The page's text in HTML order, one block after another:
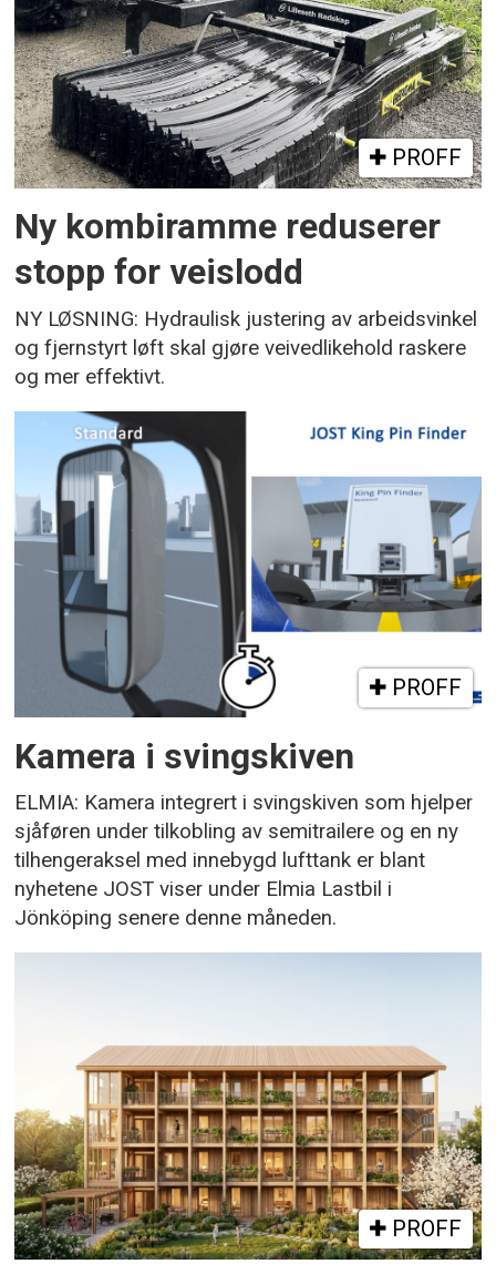
PROFF
Ny kombiramme reduserer
stopp for veislodd
NY LØSNING: Hydraulisk justering av arbeidsvinkel
og fjernstyrt løft skal gjøre veivedlikehold raskere
og mer effektivt.
PROFF
Kamera i svingskiven
ELMIA: Kamera integrert i svingskiven som hjelper
sjåføren under tilkobling av semitrailere og en ny
tilhengeraksel med innebygd lufttank er blant
nyhetene JOST viser under Elmia Lastbil i
Jönköping senere denne måneden.
PROFF